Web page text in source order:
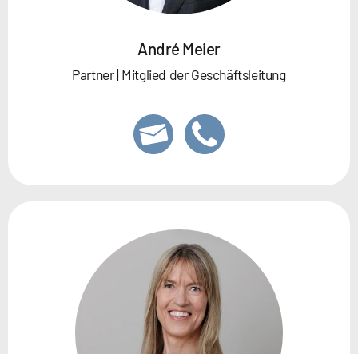
André Meier
Partner | Mitglied der Geschäftsleitung